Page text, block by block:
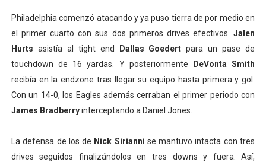
Philadelphia comenzó atacando y ya puso tierra de por medio en
el primer cuarto con sus dos primeros drives efectivos.Jalen
Hurts asistía al tight end Dallas Goedert para un pase de
touchdown de 16 yardas. Y posteriormente
DeVonta Smith
recibía en la endzone tras llegar su equipo hasta primera y gol.
Con un 14-0, los Eagles además cerraban el primer periodo con
James Bradberryinterceptando a Daniel Jones.
La defensa de los de Nick Sirianni se mantuvo intacta con tres
drives seguidos finalizándolos en tres downs y fuera. Así,